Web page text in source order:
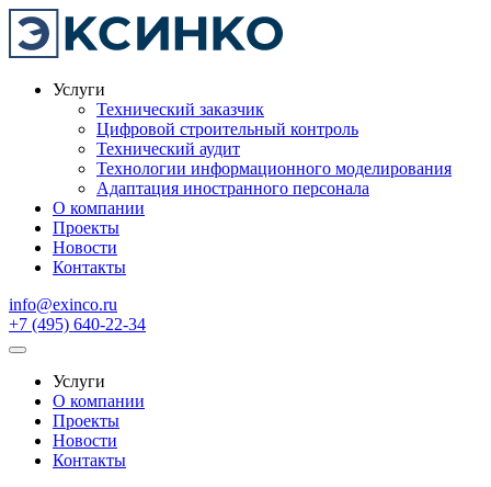
Услуги
Технический заказчик
Цифровой строительный контроль
Технический аудит
Технологии информационного моделирования
Адаптация иностранного персонала
О компании
Проекты
Новости
Контакты
info@exinco.ru
+7 (495) 640-22-34
Услуги
О компании
Проекты
Новости
Контакты